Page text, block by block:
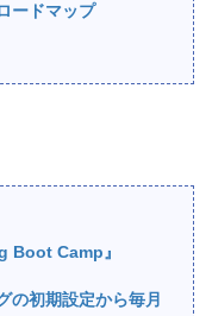
ードマップ
Boot Camp』
の初期設定から毎月